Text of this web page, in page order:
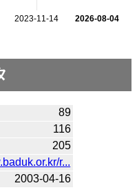
2023-11-14 2026-08-04
89
116
205
r...
2003-04-16